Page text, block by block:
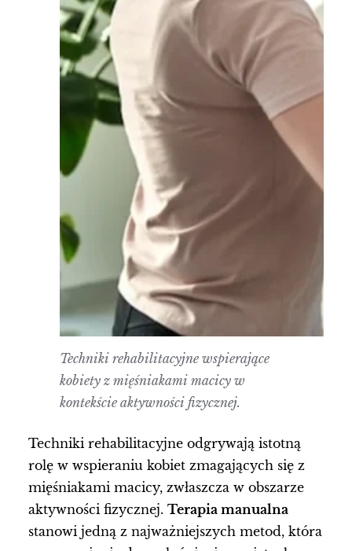
Techniki rehabilitacyjne wspierające
kobiety z mięśniakami macicy w
kontekście aktywności fizycznej.
Techniki rehabilitacyjne odgrywają istotną
rolę w wspieraniu kobiet zmagających się z
mięśniakami macicy, zwłaszcza w obszarze
aktywności fizycznej. Terapia manualna
stanowi jedną z najważniejszych metod, która